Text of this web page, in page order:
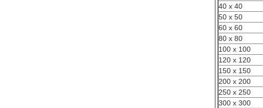
40 x 40
50 x 50
60 x 60
80 x 80
100 x 100
120 x 120
150 x 150
200 x 200
250 x 250
300 x 300